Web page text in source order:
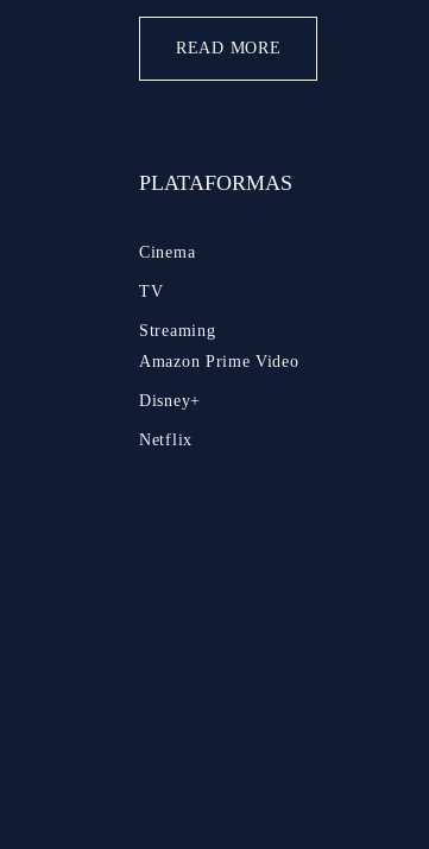
READ MORE
PLATAFORMAS
Cinema
TV
Streaming
Amazon Prime Video
Disney+
Netflix